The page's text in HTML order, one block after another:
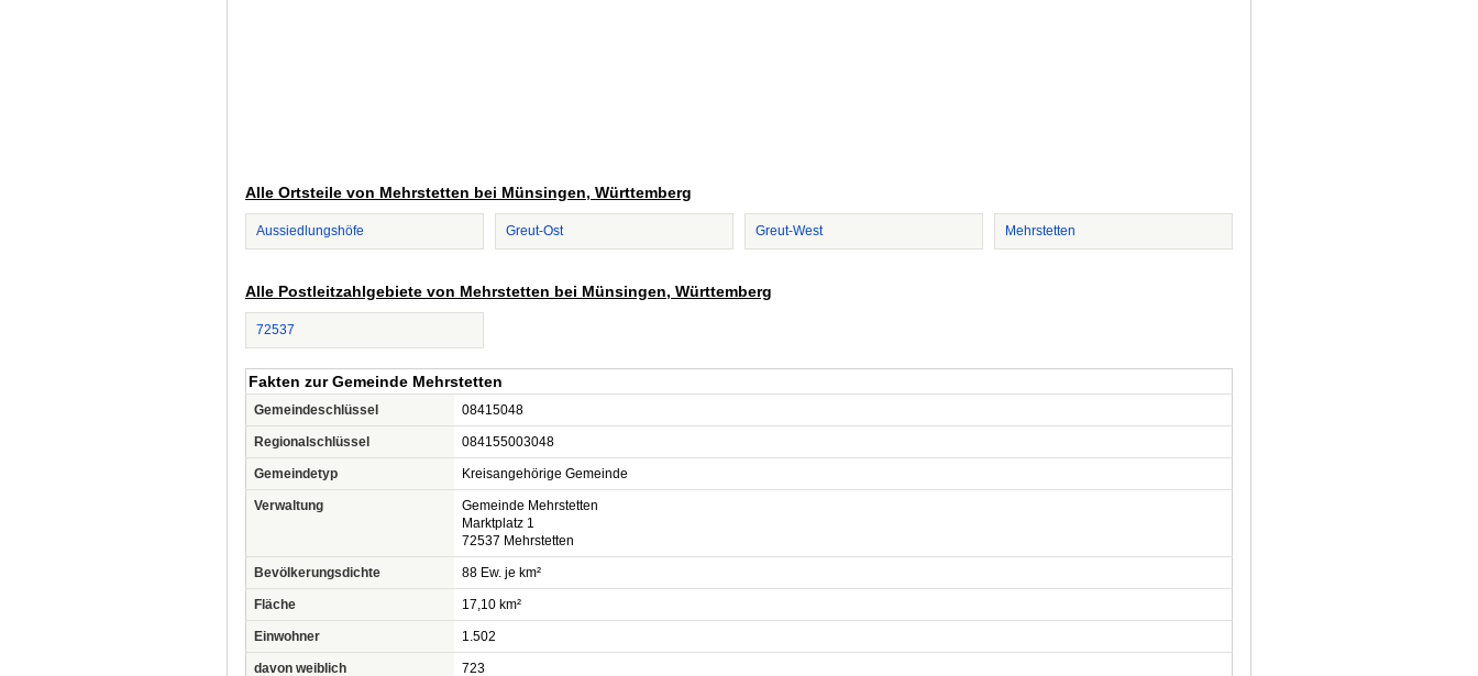
Alle Ortsteile von Mehrstetten bei Münsingen, Württemberg
Aussiedlungshöfe Greut-Ost Greut-West Mehrstetten
Alle Postleitzahlgebiete von Mehrstetten bei Münsingen, Württemberg
72537
Fakten zur Gemeinde Mehrstetten
Gemeindeschlüssel 08415048
Regionalschlüssel 084155003048
Gemeindetyp Kreisangehörige Gemeinde
Verwaltung
Gemeinde Mehrstetten
Marktplatz 1
72537 Mehrstetten
Bevölkerungsdichte 88 Ew. je km²
Fläche 17,10 km²
Einwohner 1.502
davon weiblich 723